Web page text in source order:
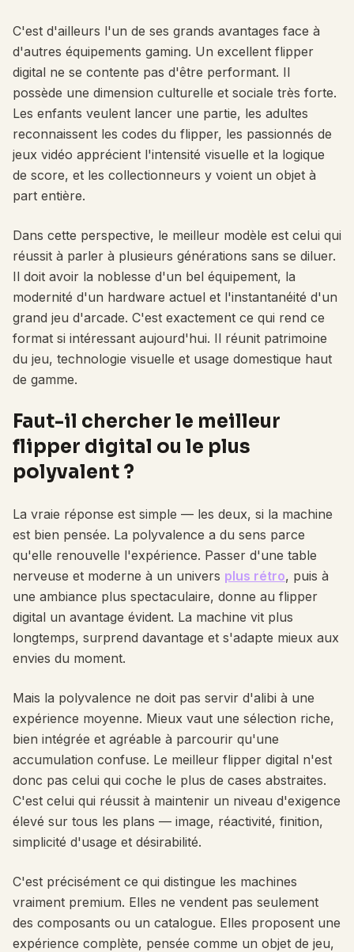
C'est d'ailleurs l'un de ses grands avantages face à
d'autres équipements gaming. Un excellent flipper
digital ne se contente pas d'être performant. Il
possède une dimension culturelle et sociale très forte.
Les enfants veulent lancer une partie, les adultes
reconnaissent les codes du flipper, les passionnés de
jeux vidéo apprécient l'intensité visuelle et la logique
de score, et les collectionneurs y voient un objet à
part entière.
Dans cette perspective, le meilleur modèle est celui qui
réussit à parler à plusieurs générations sans se diluer.
Il doit avoir la noblesse d'un bel équipement, la
modernité d'un hardware actuel et l'instantanéité d'un
grand jeu d'arcade. C'est exactement ce qui rend ce
format si intéressant aujourd'hui. Il réunit patrimoine
du jeu, technologie visuelle et usage domestique haut
de gamme.
Faut-il chercher le meilleur
flipper digital ou le plus
polyvalent ?
La vraie réponse est simple — les deux, si la machine
est bien pensée. La polyvalence a du sens parce
qu'elle renouvelle l'expérience. Passer d'une table
nerveuse et moderne à un univers plus rétro, puis à
une ambiance plus spectaculaire, donne au flipper
digital un avantage évident. La machine vit plus
longtemps, surprend davantage et s'adapte mieux aux
envies du moment.
Mais la polyvalence ne doit pas servir d'alibi à une
expérience moyenne. Mieux vaut une sélection riche,
bien intégrée et agréable à parcourir qu'une
accumulation confuse. Le meilleur flipper digital n'est
donc pas celui qui coche le plus de cases abstraites.
C'est celui qui réussit à maintenir un niveau d'exigence
élevé sur tous les plans — image, réactivité, finition,
simplicité d'usage et désirabilité.
C'est précisément ce qui distingue les machines
vraiment premium. Elles ne vendent pas seulement
des composants ou un catalogue. Elles proposent une
expérience complète, pensée comme un objet de jeu,